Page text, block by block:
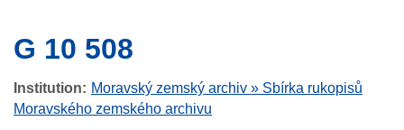
G 10 508
Institution
Moravský zemský archiv » Sbírka rukopisů
Moravského zemského archivu